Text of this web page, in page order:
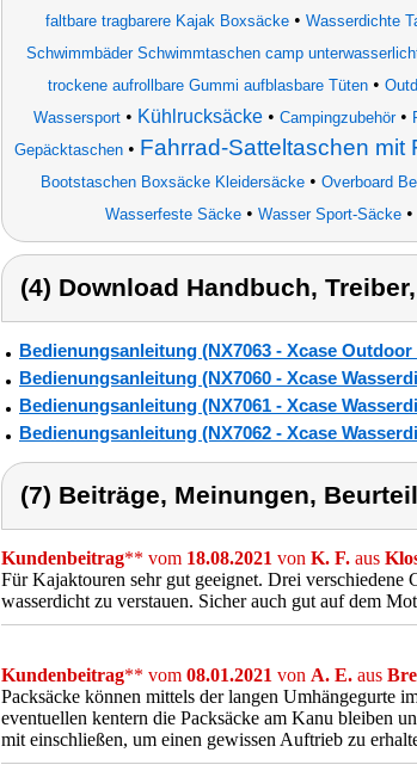
faltbare tragbarere Kajak Boxsäcke • Wasserdichte
Schwimmbäder Schwimmtaschen camp
trockene aufrollbare Gummi aufblasbare Tüten•
Wassersport • Kühlrucksäcke • Campingzubehör•
Gepäcktaschen • Fahrrad-Satteltaschen mit
Bootstaschen Boxsäcke Kleidersäcke• Overboard
Wasserfeste Säcke • Wasser Sport-Säcke •
(4) Download Handbuch,
Bedienungsanleitung (NX7063 - Xcase
Bedienungsanleitung (NX7060 - Xcase
Bedienungsanleitung (NX7061 - Xcase
Bedienungsanleitung (NX7062 - Xcase
(7) Beiträge, Meinungen,
Kundenbeitrag** vom 18.08.2021 von K. F. aus
Für Kajaktouren sehr gut geeignet. Drei
wasserdicht zu verstauen. Sicher auch gut auf dem
Kundenbeitrag** vom 08.01.2021 von A. E. aus
Packsäcke können mittels der langen Umhängegurte
eventuellen kentern die Packsäcke am Kanu bleiben
mit einschließen, um einen gewissen Auftrieb zu